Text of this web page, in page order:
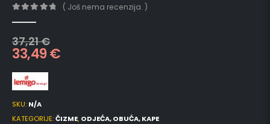
( Još nema recenzija. )
37,21€
33,49€
SKU: N/A
KATEGORIJE:ČIZME, ODJEĆA, OBUĆA, KAPE